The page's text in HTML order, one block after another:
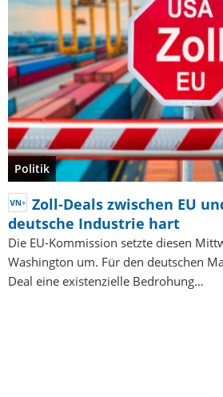
Politik
Zoll-Deals zwischen EU
deutsche Industrie hart
Die EU-Kommission setzte diesen
Washington um. Für den deutschen
Deal eine existenzielle Bedrohung…